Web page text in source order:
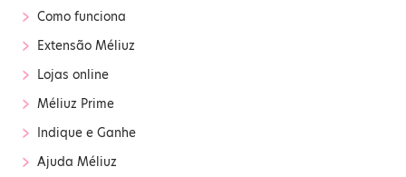
› Como funciona
› Extensão Méliuz
› Lojas online
› Méliuz Prime
› Indique e Ganhe
› Ajuda Méliuz